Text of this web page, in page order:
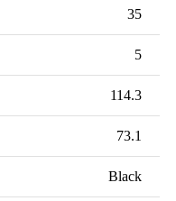
35
5
114.3
73.1
Black